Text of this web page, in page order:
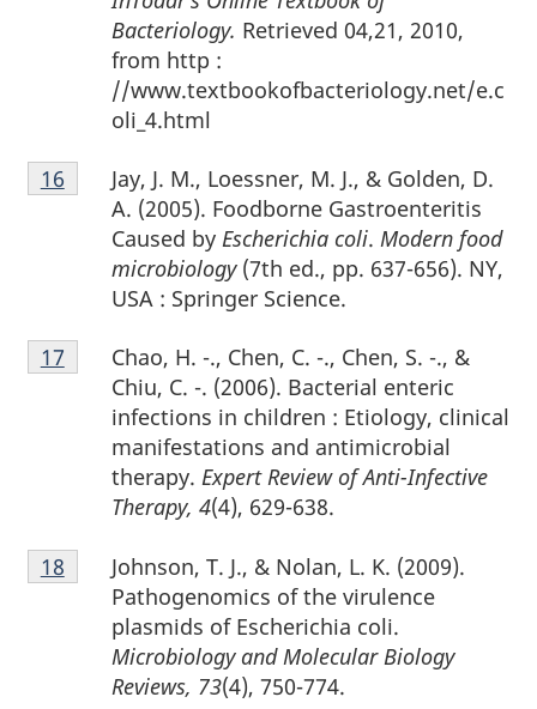
Bacteriology. Retrieved 04,21, 2010,
from http :
//www.textbookofbacteriology.net/e.c
oli_4.html
Notes
de
Jay, J. M., Loessner, M. J., & Golden, D.
A. (2005). Foodborne Gastroenteritis
Caused by Escherichia coli. Modern food
microbiology(7th ed., pp. 637-656). NY,
USA : Springer Science.
Retour à la référence de la note de bas de page
16
Notes
de
Chao, H. -., Chen, C. -., Chen, S. -., &
Chiu, C. -. (2006). Bacterial enteric
infections in children : Etiology, clinical
manifestations and antimicrobial
therapy. Expert Review of Anti-Infective
Therapy, 4(4), 629-638.
Retour à la référence de la note de bas de page
17
Notes
de
Johnson, T. J., & Nolan, L. K. (2009).
Pathogenomics of the virulence
plasmids of Escherichia coli.
Microbiology and Molecular Biology
Reviews, 73(4), 750-774.
Retour à la référence de la note de bas de page
18